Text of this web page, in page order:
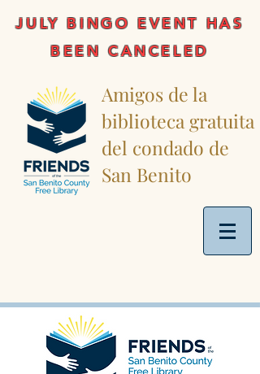
JULY BINGO EVENT HAS
BEEN CANCELED
Amigos de la
biblioteca gratuita
del condado de
San Benito